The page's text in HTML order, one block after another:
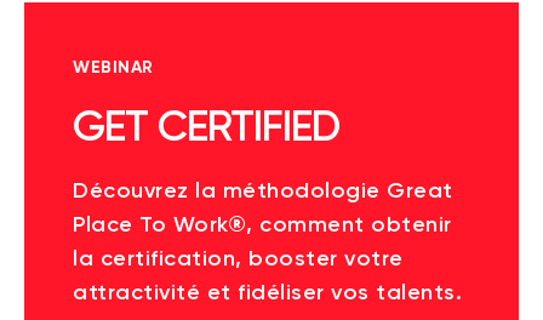
WEBINAR
GET CERTIFIED
Découvrez la méthodologie Great
Place To Work®, comment obtenir
la certification, booster votre
attractivité et fidéliser vos talents.